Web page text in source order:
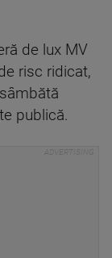
de lux MV
risc ridicat,
publică.